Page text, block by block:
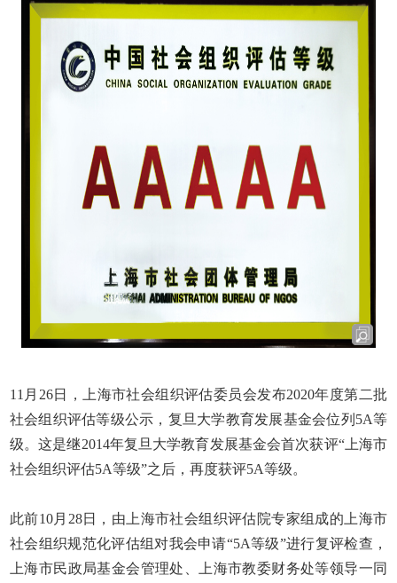
11 月 26日，上海市社会组织评估委员会发布2020年度第二批
社会组织评估等级公示，复旦大学教育发展基金会位列 5A等
级。这是继2014年复旦大学教育发展基金会首次获评“上海市
社会组织评估5A等级”之后，再度获评5A等级。
此前10月 28日，由上海市社会组织评估院专家组成的上海市
社会组织规范化评估组对我会申请“5A等级”进行复评检查，
上海市民政局基金会管理处、上海市教委财务处等领导一同